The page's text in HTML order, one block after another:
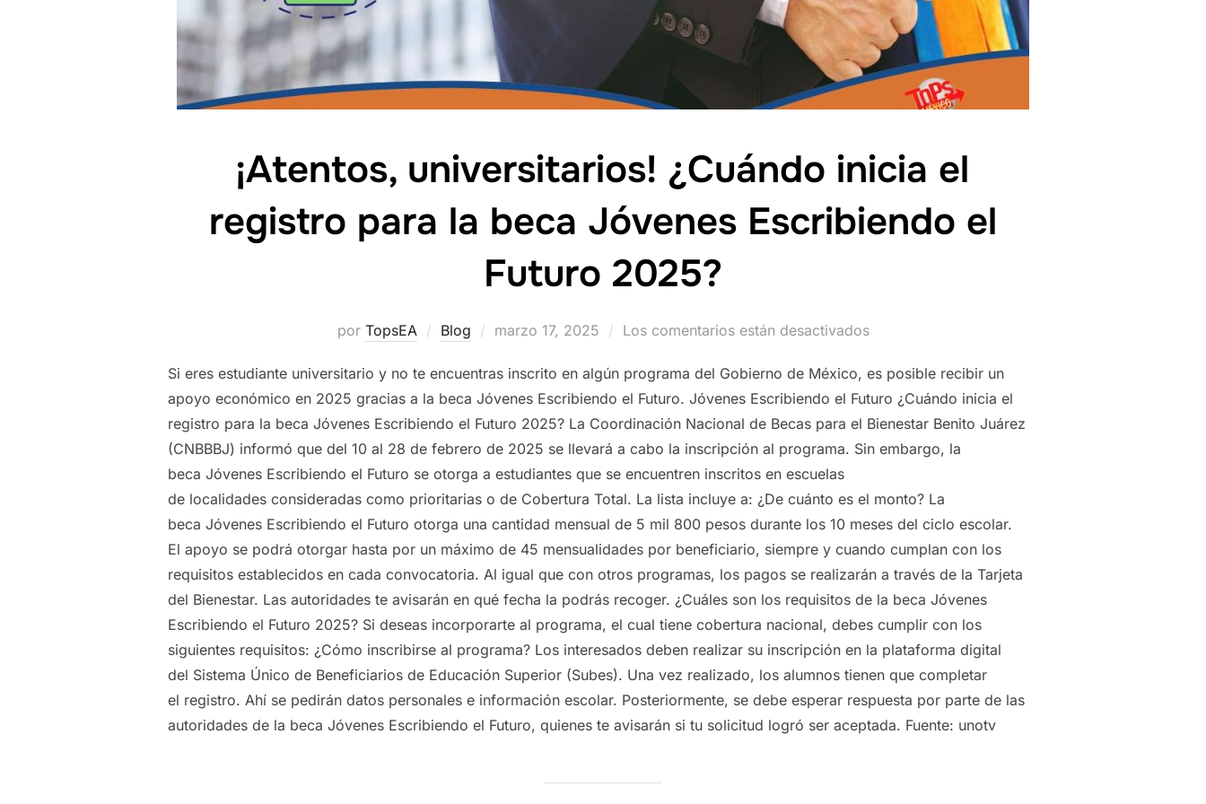
¡Atentos, universitarios! ¿Cuándo inicia el
registro para la beca Jóvenes Escribiendo el
Futuro 2025?
por TopsEA Blog
Publicado
marzo 17, 2025 Los comentarios están desactivados
Si eres estudiante universitario y no te encuentras inscrito en algún programa del Gobierno de México, es posible recibir un
apoyo económico en 2025 gracias a la beca Jóvenes Escribiendo el Futuro. Jóvenes Escribiendo el Futuro ¿Cuándo inicia el
registro para la beca Jóvenes Escribiendo el Futuro 2025? La Coordinación Nacional de Becas para el Bienestar Benito Juárez
(CNBBBJ) informó que del 10 al 28 de febrero de 2025 se llevará a cabo la inscripción al programa. Sin embargo, la
beca Jóvenes Escribiendo el Futuro se otorga a estudiantes que se encuentren inscritos en escuelas
de localidades consideradas como prioritarias o de Cobertura Total. La lista incluye a: ¿De cuánto es el monto? La
beca Jóvenes Escribiendo el Futuro otorga una cantidad mensual de 5 mil 800 pesos durante los 10 meses del ciclo escolar.
El apoyo se podrá otorgar hasta por un máximo de 45 mensualidades por beneficiario, siempre y cuando cumplan con los
requisitos establecidos en cada convocatoria. Al igual que con otros programas, los pagos se realizarán a través de la Tarjeta
del Bienestar. Las autoridades te avisarán en qué fecha la podrás recoger. ¿Cuáles son los requisitos de la beca Jóvenes
Escribiendo el Futuro 2025? Si deseas incorporarte al programa, el cual tiene cobertura nacional, debes cumplir con los
siguientes requisitos: ¿Cómo inscribirse al programa? Los interesados deben realizar su inscripción en la plataforma digital
del Sistema Único de Beneficiarios de Educación Superior (Subes). Una vez realizado, los alumnos tienen que completar
el registro. Ahí se pedirán datos personales e información escolar. Posteriormente, se debe esperar respuesta por parte de las
autoridades de la beca Jóvenes Escribiendo el Futuro, quienes te avisarán si tu solicitud logró ser aceptada. Fuente: unotv